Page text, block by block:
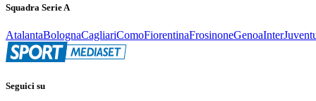
Squadra Serie A
AtalantaBolognaCagliariComoFiorentinaFrosinoneGenoaInter
Seguici su